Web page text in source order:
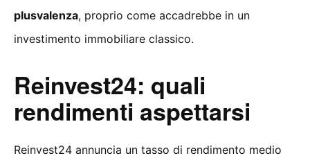
plusvalenza, proprio come accadrebbe in un
investimento immobiliare classico.
Reinvest24: quali
rendimenti aspettarsi
Reinvest24 annuncia un tasso di rendimento medio